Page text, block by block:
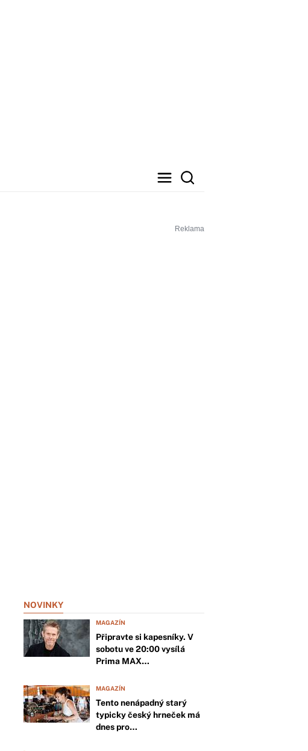
NOVINKY
MAGAZÍN
Připravte si kapesníky. V
sobotu ve 20:00 vysílá
Prima MAX…
MAGAZÍN
Tento nenápadný starý
typicky český hrneček má
dnes pro…